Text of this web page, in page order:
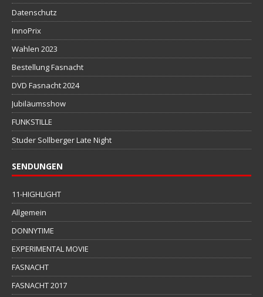
Datenschutz
InnoPrix
Wahlen 2023
Bestellung Fasnacht
DVD Fasnacht 2024
Jubiläumsshow
FUNKSTILLE
Studer Sollberger Late Night
SENDUNGEN
11-HIGHLIGHT
Allgemein
DONNYTIME
EXPERIMENTAL MOVIE
FASNACHT
FASNACHT 2017